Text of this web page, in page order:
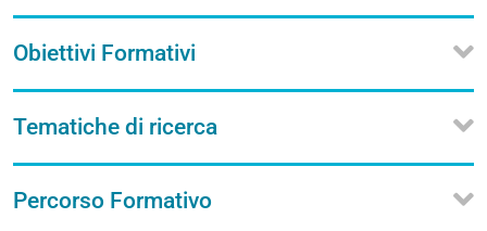
Obiettivi Formativi
Tematiche di ricerca
Percorso Formativo